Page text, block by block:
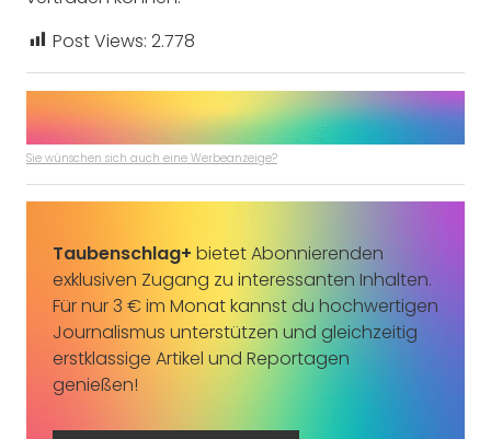
Post Views: 2.778
Sie wünschen sich auch eine Werbeanzeige?
Taubenschlag+ bietet Abonnierenden
exklusiven Zugang zu interessanten Inhalten.
Für nur 3 € im Monat kannst du hochwertigen
Journalismus unterstützen und gleichzeitig
erstklassige Artikel und Reportagen
genießen!